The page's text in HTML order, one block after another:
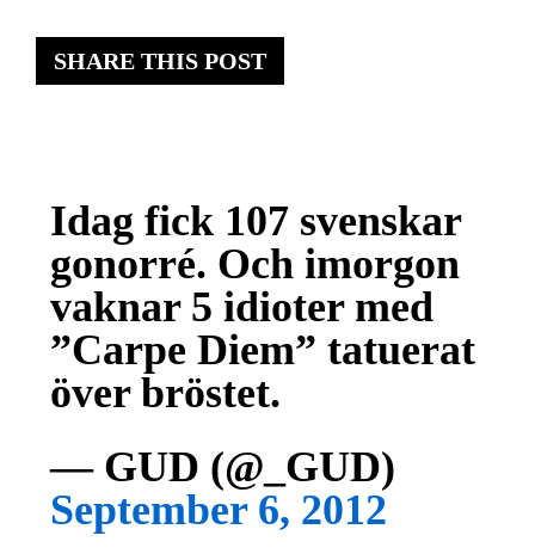
SHARE THIS POST
Idag fick 107 svenskar
gonorré. Och imorgon
vaknar 5 idioter med
”Carpe Diem” tatuerat
över bröstet.
— GUD (@_GUD)
September 6, 2012